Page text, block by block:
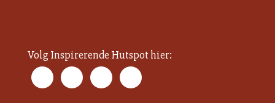
Volg Inspirerende Hutspot hier: